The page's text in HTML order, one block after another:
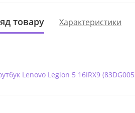
товару Характеристики
Lenovo Legion 5 16IRX9